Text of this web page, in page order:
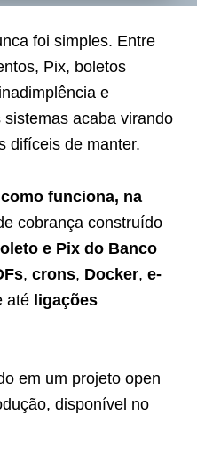
foi simples. Entre
Pix, boletos
e
acaba virando
difíceis de manter.
como funciona, na
cobrança construído
e Pix do Banco
, crons, Docker, e-
até ligações
em um projeto open
disponível no